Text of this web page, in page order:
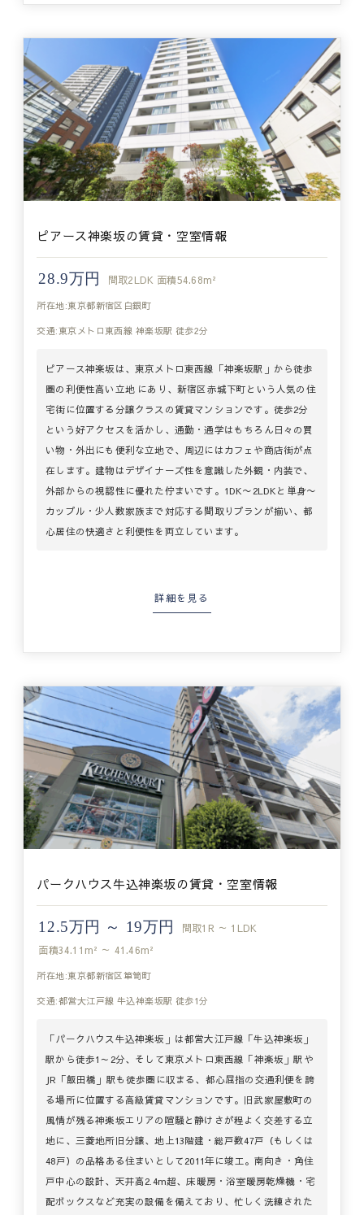
ピアース神楽坂の賃貸・空室情報
28.9万円 間取2LDK 面積54.68m²
所在地:東京都新宿区白銀町
交通:東京メトロ東西線 神楽坂駅 徒歩2分
ピアース神楽坂は、東京メトロ東西線「神楽坂駅」から徒歩
圏の利便性高い立地 にあり、新宿区赤城下町という人気の住
宅街に位置する分譲クラスの賃貸マンションです。徒歩2分
という好アクセスを活かし、通勤・通学はもちろん日々の買
い物・外出にも便利な立地で、周辺にはカフェや商店街が点
在します。建物はデザイナーズ性を意識した外観・内装で、
外部からの視認性に優れた佇まいです。1DK〜2LDKと単身〜
カップル・少人数家族まで対応する間取りプランが揃い、都
心居住の快適さと利便性を両立しています。
詳細を見る
パークハウス牛込神楽坂の賃貸・空室情報
12.5万円 ～ 19万円 間取1R ～ 1LDK
面積34.11m² ～ 41.46m²
所在地:東京都新宿区箪笥町
交通:都営大江戸線 牛込神楽坂駅 徒歩1分
「パークハウス牛込神楽坂」は都営大江戸線「牛込神楽坂」
駅から徒歩1～2分、そして東京メトロ東西線「神楽坂」駅や
JR「飯田橋」駅も徒歩圏に収まる、都心屈指の交通利便を誇
る場所に位置する高級賃貸マンションです。旧武家屋敷町の
風情が残る神楽坂エリアの喧騒と静けさが程よく交差する立
地に、三菱地所旧分譲、地上13階建・総戸数47戸（もしくは
48戸）の品格ある住まいとして2011年に竣工。南向き・角住
戸中心の設計、天井高2.4m超、床暖房・浴室暖房乾燥機・宅
配ボックスなど充実の設備を備えており、忙しく洗練された